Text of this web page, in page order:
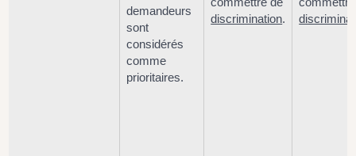
demandeurs
sont
considérés
comme
prioritaires.
discrimination.